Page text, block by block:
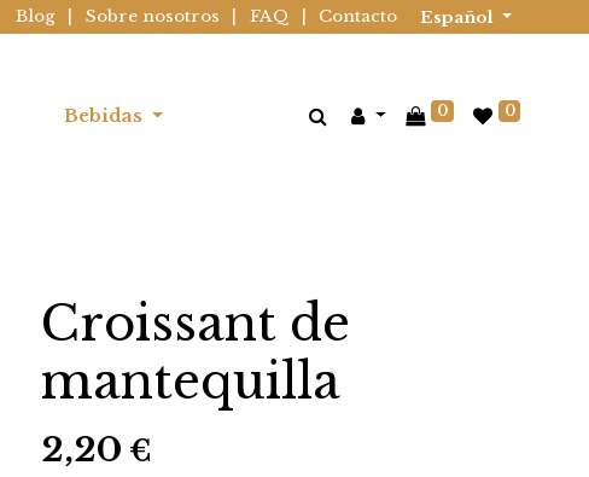
Blog Sobre nosotros FAQ Contacto Español
Bebidas 0 0
Croissant de
mantequilla
2,20 €